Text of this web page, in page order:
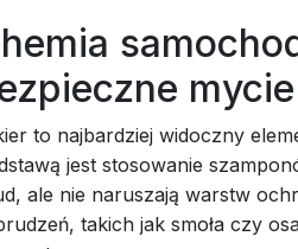
to najbardziej widoczny
jest stosowanie
ale nie naruszają warstw
takich jak smoła czy